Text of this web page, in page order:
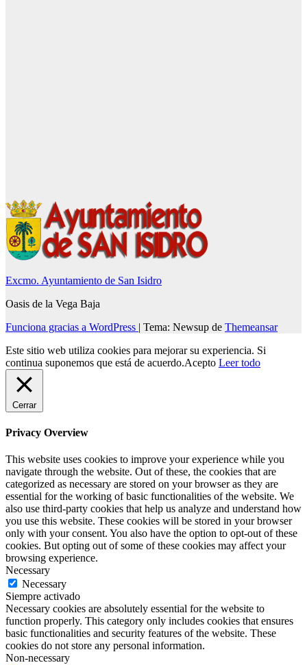
Excmo. Ayuntamiento de San Isidro
Oasis de la Vega Baja
Funciona gracias a WordPress | Tema: Newsup de Themeansar
Este sitio web utiliza cookies para mejorar su experiencia. Si
continua suponemos que está de acuerdo.Acepto Leer todo
Cerrar
Privacy Overview
This website uses cookies to improve your experience while you
navigate through the website. Out of these, the cookies that are
categorized as necessary are stored on your browser as they are
essential for the working of basic functionalities of the website. We
also use third-party cookies that help us analyze and understand how
you use this website. These cookies will be stored in your browser
only with your consent. You also have the option to opt-out of these
cookies. But opting out of some of these cookies may affect your
browsing experience.
Necessary
Necessary
Siempre activado
Necessary cookies are absolutely essential for the website to
function properly. This category only includes cookies that ensures
basic functionalities and security features of the website. These
cookies do not store any personal information.
Non-necessary